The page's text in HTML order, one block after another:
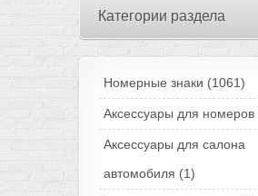
Категории раздела
Номерные знаки (1061)
Аксессуары для номеров
Аксессуары для салона
автомобиля (1)